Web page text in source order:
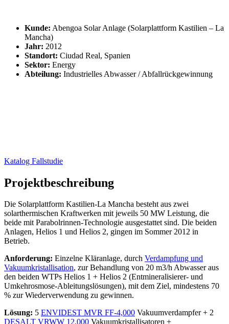
Kunde: Abengoa Solar Anlage (Solarplattform Kastilien – La
Mancha)
Jahr: 2012
Standort: Ciudad Real, Spanien
Sektor: Energy
Abteilung: Industrielles Abwasser / Abfallrückgewinnung
Katalog Fallstudie
Projektbeschreibung
Die Solarplattform Kastilien-La Mancha besteht aus zwei
solarthermischen Kraftwerken mit jeweils 50 MW Leistung, die
beide mit Parabolrinnen-Technologie ausgestattet sind. Die beiden
Anlagen, Helios 1 und Helios 2, gingen im Sommer 2012 in
Betrieb.
Anforderung: Einzelne Kläranlage, durch Verdampfung und
Vakuumkristallisation, zur Behandlung von 20 m3/h Abwasser aus
den beiden WTPs Helios 1 + Helios 2 (Entmineralisierer- und
Umkehrosmose-Ableitungslösungen), mit dem Ziel, mindestens 70
% zur Wiederverwendung zu gewinnen.
Lösung: 5 ENVIDEST MVR FF-4,000 Vakuumverdampfer + 2
DESALT VRWW 12,000 Vakuumkristallisatoren +